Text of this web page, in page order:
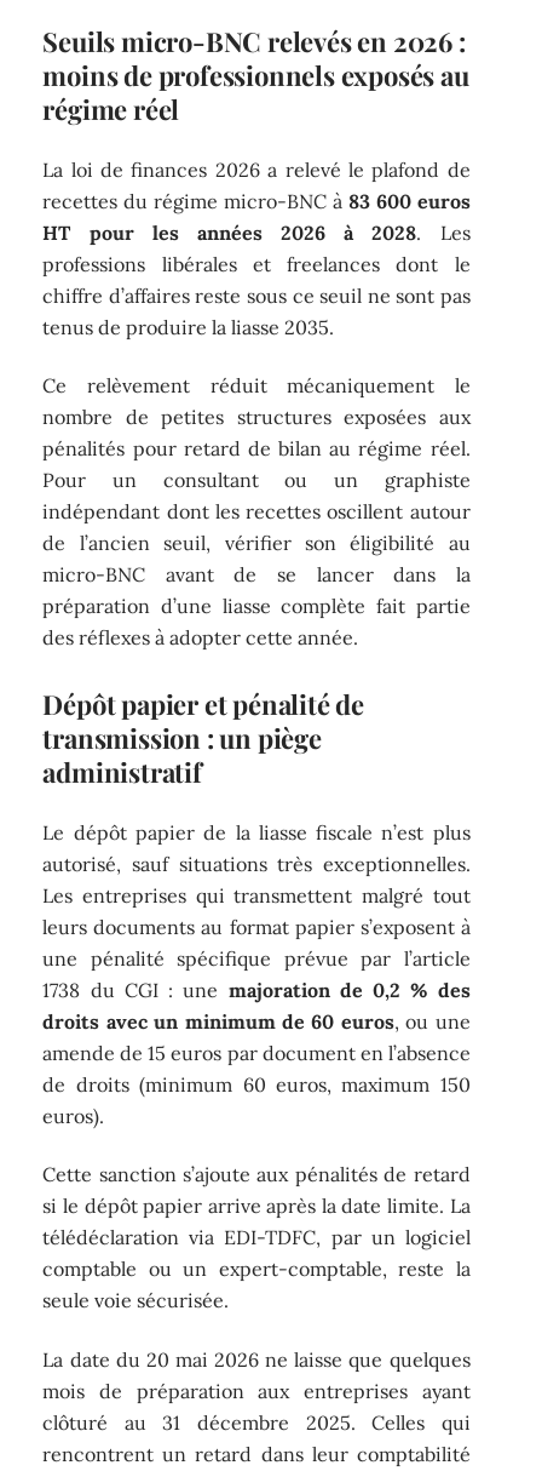
Seuils micro-BNC relevés en 2026 :
moins de professionnels exposés au
régime réel
La loi de finances 2026 a relevé le plafond de
recettes du régime micro-BNC à 83 600 euros
HT pour les années 2026 à 2028. Les
professions libérales et freelances dont le
chiffre d’affaires reste sous ce seuil ne sont pas
tenus de produire la liasse 2035.
Ce relèvement réduit mécaniquement le
nombre de petites structures exposées aux
pénalités pour retard de bilan au régime réel.
Pour un consultant ou un graphiste
indépendant dont les recettes oscillent autour
de l’ancien seuil, vérifier son éligibilité au
micro-BNC avant de se lancer dans la
préparation d’une liasse complète fait partie
des réflexes à adopter cette année.
Dépôt papier et pénalité de
transmission : un piège
administratif
Le dépôt papier de la liasse fiscale n’est plus
autorisé, sauf situations très exceptionnelles.
Les entreprises qui transmettent malgré tout
leurs documents au format papier s’exposent à
une pénalité spécifique prévue par l’article
1738 du CGI : une majoration de 0,2 % des
droits avec un minimum de 60 euros, ou une
amende de 15 euros par document en l’absence
de droits (minimum 60 euros, maximum 150
euros).
Cette sanction s’ajoute aux pénalités de retard
si le dépôt papier arrive après la date limite. La
télédéclaration via EDI-TDFC, par un logiciel
comptable ou un expert-comptable, reste la
seule voie sécurisée.
La date du 20 mai 2026 ne laisse que quelques
mois de préparation aux entreprises ayant
clôturé au 31 décembre 2025. Celles qui
rencontrent un retard dans leur comptabilité